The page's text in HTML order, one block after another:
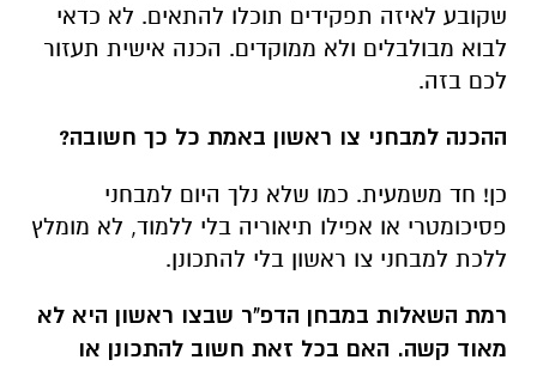
שקובע לאיזה תפקידים תוכלו להתאים. לא כדאי
לבוא מבולבלים ולא ממוקדים. הכנה אישית תעזור
לכם בזה.
ההכנה למבחני צו ראשון באמת כל כך חשובה?
כן! חד משמעית. כמו שלא נלך היום למבחני
פסיכומטרי או אפילו תיאוריה בלי ללמוד, לא מומלץ
ללכת למבחני צו ראשון בלי להתכונן.
רמת השאלות במבחן הדפ"ר שבצו ראשון היא לא
מאוד קשה. האם בכל זאת חשוב להתכונן או